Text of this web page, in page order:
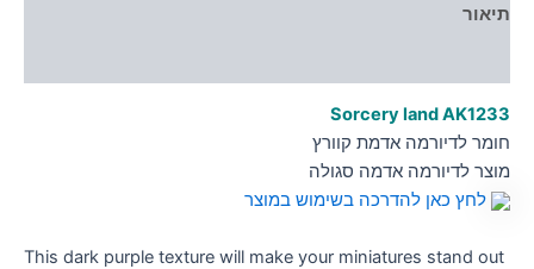
תיאור
Sorcery landAK1233
חומר לדיורמה אדמת קוורץ
מוצר לדיורמה אדמה סגולה
לחץ כאן להדרכה בשימוש במוצר
This dark purple texture will make your miniatures stand out